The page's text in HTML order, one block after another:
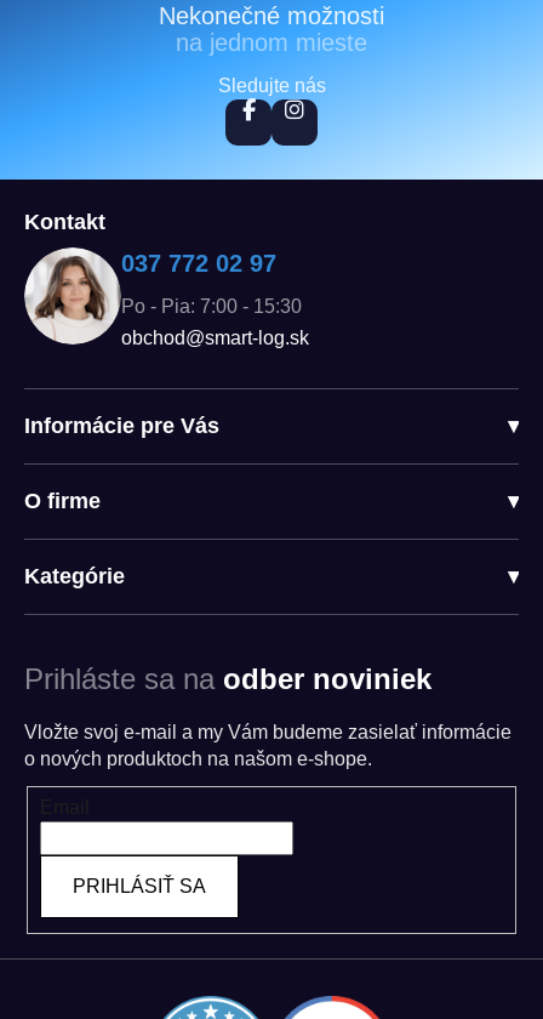
Nekonečné možnosti
na jednom mieste
Sledujte nás
Kontakt
037 772 02 97
Po - Pia: 7:00 - 15:30
obchod@smart-log.sk
Informácie pre Vás ▾
O firme ▾
Kategórie ▾
Prihláste sa na odber noviniek
Vložte svoj e-mail a my Vám budeme zasielať informácie
o nových produktoch na našom e-shope.
PRIHLÁSIŤ SA